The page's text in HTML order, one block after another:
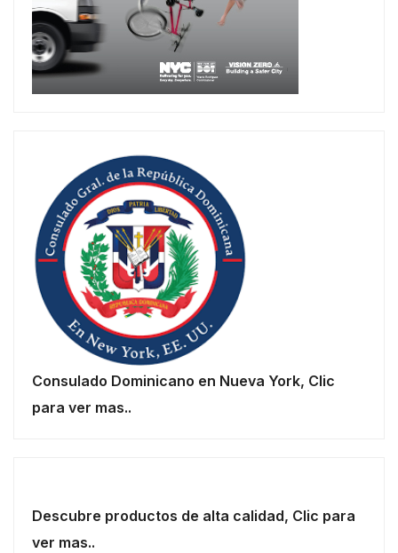
Consulado Dominicano en Nueva York, Clic
para ver mas..
Descubre productos de alta calidad, Clic para
ver mas..